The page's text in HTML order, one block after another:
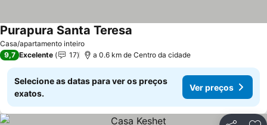
Casa/apartamento inteiro
Purapura Santa Teresa
9,7 Excelente 17 a 0.6 km de Centro da cidade
Selecione as datas para ver os preços
exatos.
Ver preços